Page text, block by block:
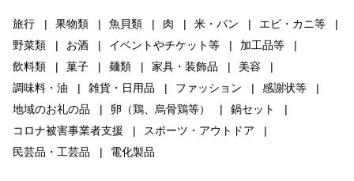
旅行 果物類 魚貝類 肉 米・パン
エビ・カニ等
野菜類
お酒 イベントやチケット等
加工品等
飲料類
菓子 麺類 家具・装飾品
美容
調味料・油
雑貨・日用品 ファッション
感謝状等
地域のお礼の品
卵（鶏、烏骨鶏等）
鍋セット
コロナ被害事業者支援
スポーツ・アウトドア
民芸品・工芸品
電化製品